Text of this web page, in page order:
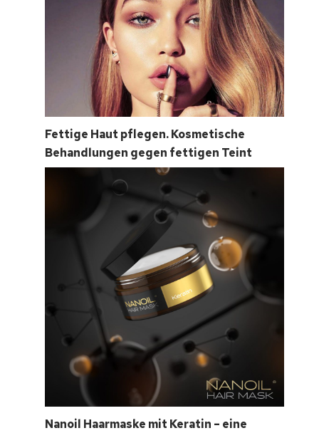
Fettige Haut pflegen. Kosmetische
Behandlungen gegen fettigen Teint
Nanoil Haarmaske mit Keratin – eine